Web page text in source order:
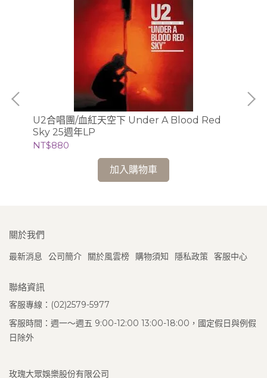
U2合唱團/血紅天空下 Under A Blood Red
Sky 25週年LP
NT$880
加入購物車
關於我們
最新消息 公司簡介 關於風雲榜 購物須知 隱私政策 客服中心
聯絡資訊
客服專線：(02)2579-5977
客服時間：週一～週五 9:00-12:00 13:00-18:00，國定假日與例假
日除外
玫瑰大眾娛樂股份有限公司